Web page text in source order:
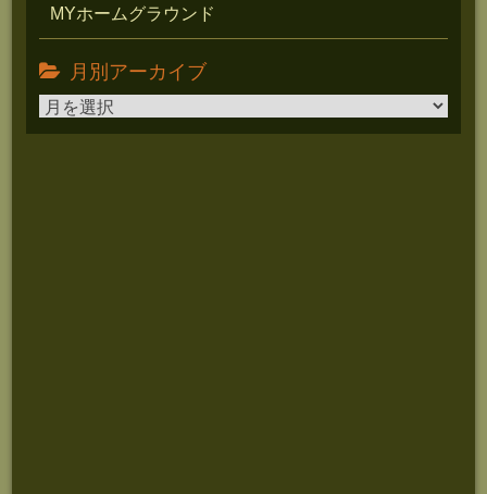
MYホームグラウンド
月別アーカイブ